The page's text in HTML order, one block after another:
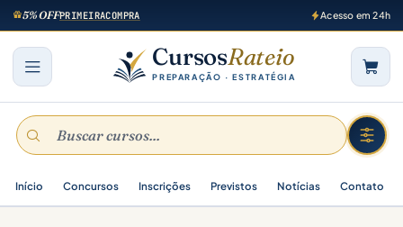
5% OFFPRIMEIRACOMPRA Acesso em 24h
CursosRateio
PREPARAÇÃO · ESTRATÉGIA
Início Concursos Inscrições Previstos Notícias Contato